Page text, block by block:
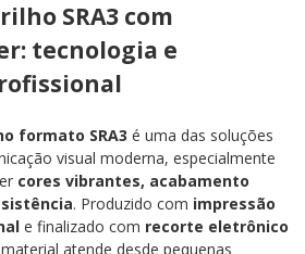
SRA3 com
tecnologia e
formato SRA3 é uma das soluções
visual moderna, especialmente
cores vibrantes, acabamento
. Produzido com impressão
e finalizado com recorte eletrônico
atende desde pequenas